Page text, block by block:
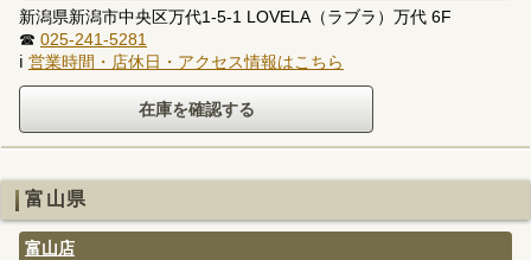
新潟県新潟市中央区万代1-5-1 LOVELA（ラブラ）万代 6F
☎ 025-241-5281
ℹ 営業時間・店休日・アクセス情報はこちら
富山県
富山店